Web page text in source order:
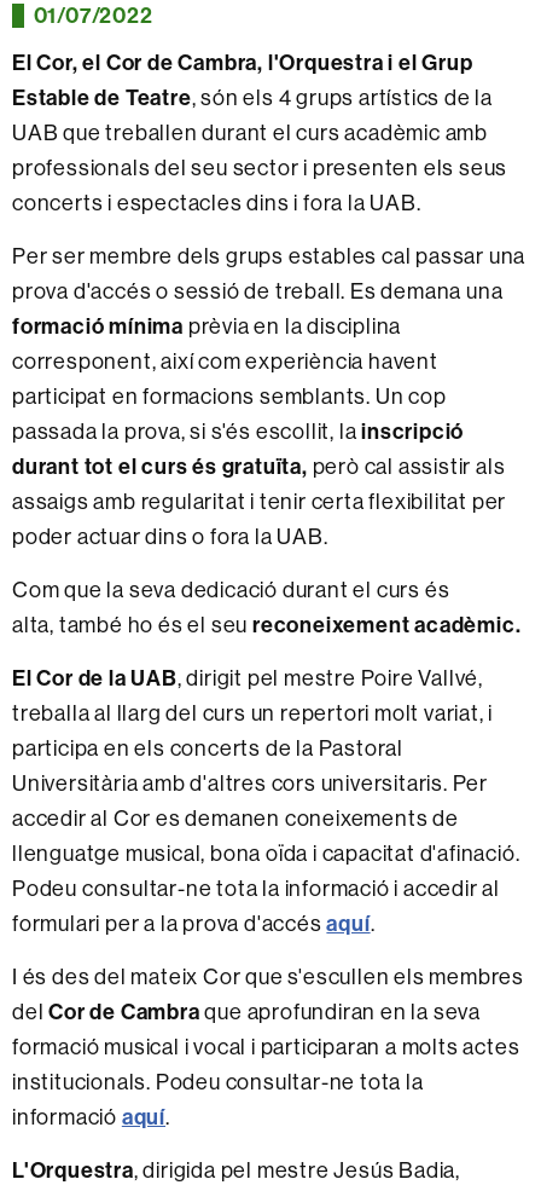
01/07/2022
El Cor, el Cor de Cambra, l'Orquestra i el Grup
Estable de Teatre, són els 4 grups artístics de la
UAB que treballen durant el curs acadèmic amb
professionals del seu sector i presenten els seus
concerts i espectacles dins i fora la UAB.
Per ser membre dels grups estables cal passar una
prova d'accés o sessió de treball. Es demana una
formació mínima prèvia en la disciplina
corresponent, així com experiència havent
participat en formacions semblants. Un cop
passada la prova, si s'és escollit, lainscripció
durant tot el curs és gratuïta, però cal assistir als
assaigs amb regularitat i tenir certa flexibilitat per
poder actuar dins o fora la UAB.
Com que la seva dedicació durant el curs és
alta, també ho és el seureconeixement acadèmic.
El Cor de la UAB, dirigit pel mestre Poire Vallvé,
treballa al llarg del curs un repertori molt variat, i
participa en els concerts de la Pastoral
Universitària amb d'altres cors universitaris. Per
accedir al Cor es demanen coneixements de
llenguatge musical, bona oïda i capacitat d'afinació.
Podeu consultar-ne tota la informació i accedir al
formulari per a la prova d'accésaquí.
I és des del mateix Cor que s'escullen els membres
delCor de Cambraque aprofundiran en la seva
formació musical i vocal i participaran a molts actes
institucionals. Podeu consultar-ne tota la
informació aquí.
L'Orquestra, dirigida pel mestre Jesús Badia,